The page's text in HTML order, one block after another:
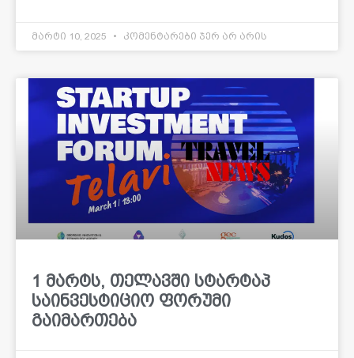
მარტი 10, 2025 კომენტარები ჯერ არ არის
1 მარტს, თელავში სტარტაპ
საინვესტიციო ფორუმი
გაიმართება